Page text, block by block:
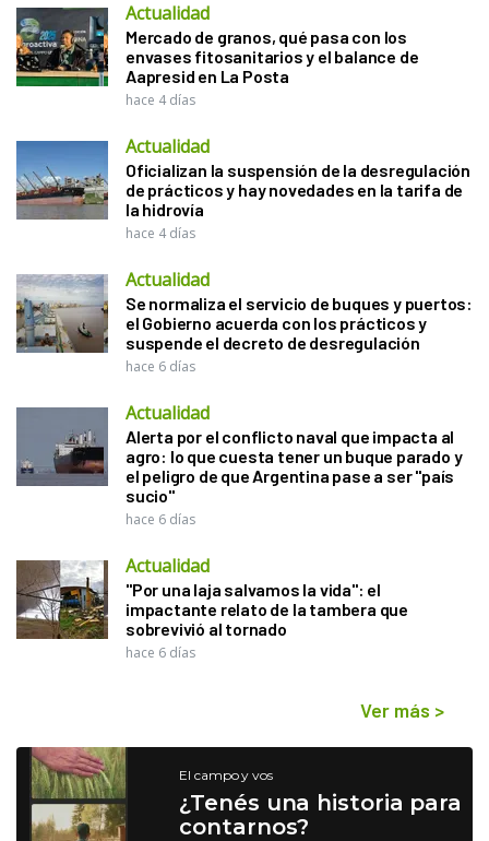
Actualidad
Mercado de granos, qué pasa con los
envases fitosanitarios y el balance de
Aapresid en La Posta
hace 4 días
Actualidad
Oficializan la suspensión de la desregulación
de prácticos y hay novedades en la tarifa de
la hidrovía
hace 4 días
Actualidad
Se normaliza el servicio de buques y puertos:
el Gobierno acuerda con los prácticos y
suspende el decreto de desregulación
hace 6 días
Actualidad
Alerta por el conflicto naval que impacta al
agro: lo que cuesta tener un buque parado y
el peligro de que Argentina pase a ser "país
sucio"
hace 6 días
Actualidad
"Por una laja salvamos la vida": el
impactante relato de la tambera que
sobrevivió al tornado
hace 6 días
Ver más >
El campo y vos
¿Tenés una historia para
contarnos?